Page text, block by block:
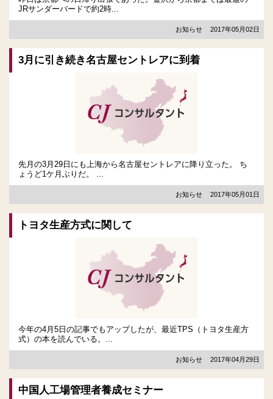
JRサンダーバードで約2時...
お知らせ 2017年05月02日
3月に引き続き名古屋セントレアに到着
先月の3月29日にも上海から名古屋セントレアに降り立った。 ち
ょうど1ケ月ぶりだ。 ...
お知らせ 2017年05月01日
トヨタ生産方式に関して
今年の4月5日の記事でもアップしたが、最近TPS（トヨタ生産方
式）の本を読んでいる。...
お知らせ 2017年04月29日
中国人工場管理者養成セミナー